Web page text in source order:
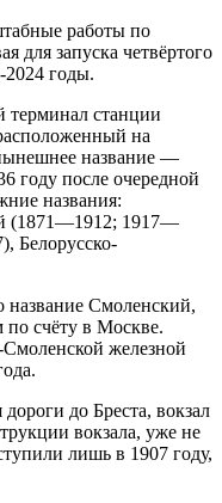
работы по
для запуска четвёртого
2024 годы.
терминал станции
на
название —
году после очередной
названия:
(1871—1912; 1917—
Белорусско-
название Смоленский,
по счёту в Москве.
железной
до Бреста, вокзал
вокзала, уже не
лишь в 1907 году,